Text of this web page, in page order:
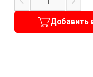
Добавить